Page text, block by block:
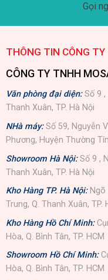
Gọi
THÔNG TIN CÔNG TY
CÔNG TY TNHH
Văn phòng đại diện:Số 9 ,
Thanh Xuân, TP. Hà Nội
NHà máy: Số 59, Nguyễn
Phương, Huyện Thường
Showroom Hà Nội: Số 9 ,
Thanh Xuân, TP. Hà Nội
Kho Hàng TP. Hà Nội: Ngõ
Trung, Q. Thanh Xuân, TP.
Kho Hàng Hồ Chí Minh:
Hòa, Q. Bình Tân, TP. HCM
Showroom Hồ Chí Minh:
Hòa, Q. Bình Tân, TP. HCM